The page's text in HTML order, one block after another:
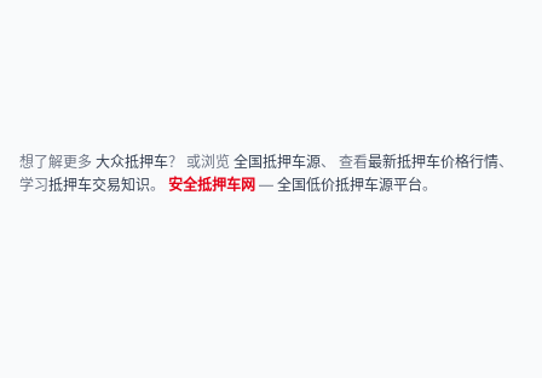
想了解更多 大众抵押车？ 或浏览 全国抵押车源、 查看最新抵押车价格行情、
学习抵押车交易知识。 安全抵押车网 — 全国低价抵押车源平台。